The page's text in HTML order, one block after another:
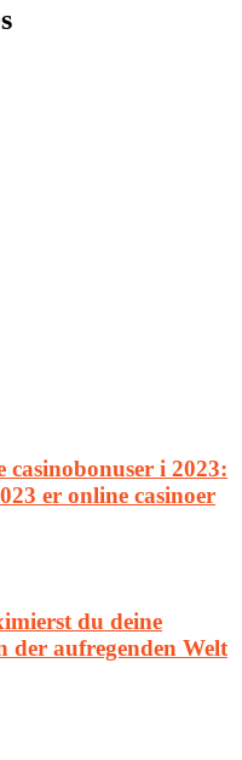
casinobonuser i 2023:
er online casinoer
du deine
der aufregenden Welt